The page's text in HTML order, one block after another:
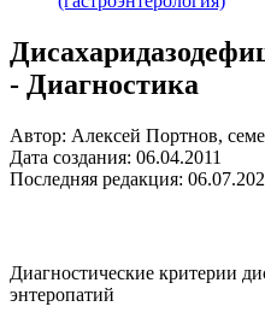
- Диагностика
Автор: Алексей Портнов,
Дата создания: 06.04.2011
Последняя редакция:
Диагностические критерии
энтеропатий